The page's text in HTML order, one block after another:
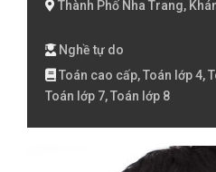
Thành Phố Nha Trang,
Nghề tự do
Toán cao cấp, Toán lớp 4,
Toán lớp 7, Toán lớp 8